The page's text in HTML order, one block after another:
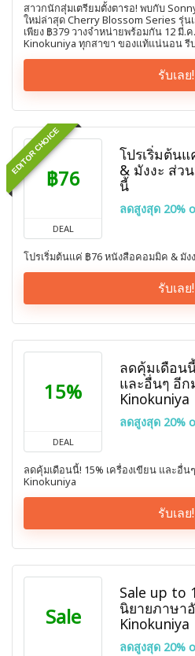
สาวกนักสุ่มเตรียมตั้งตารอ! พบกับ
ใหม่ล่าสุด Cherry Blossom Series รุ่
เพียง ฿379 วางจำหน่ายพร้อมกัน 12 มี.
Kinokuniya ทุกสาขา ของแท้แน่นอน รี
รับเลย!
EDITOR CHOICE
฿76
DEAL
โปรเริ่มต้น
& มังงะ ส่ว
นี้
ลดสูงสุด 20%
โปรเริ่มต้นแค่ ฿76 หนังสือคอมมิค & มั
รับเลย!
15%
DEAL
ลดคุ้มเดือน
และอื่นๆ อี
Kinokuniya
ลดสูงสุด 20%
ลดคุ้มเดือนนี้! 15% เครื่องเขียน และอื่
Kinokuniya
รับเลย!
Sale
Sale up to
นิยายภาษา
Kinokuniya
ลดสูงสุด 20%